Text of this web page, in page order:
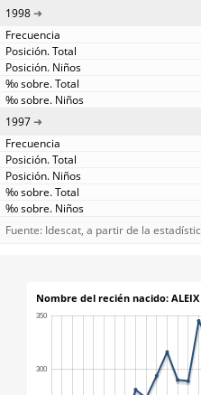
1998
1997
Fuente: Idescat, a partir de la